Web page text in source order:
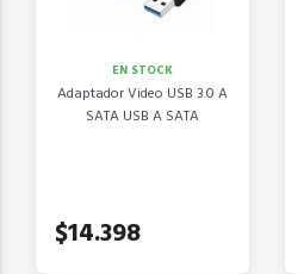
EN STOCK
Adaptador Video USB 3.0 A
SATA USB A SATA
$14.398